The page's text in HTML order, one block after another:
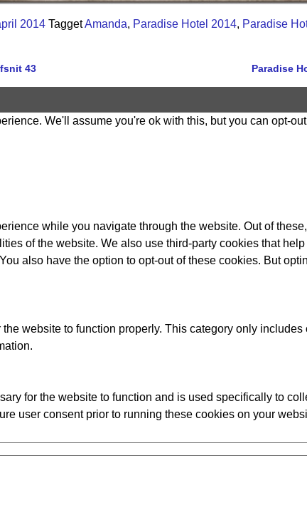
2014 TaggetAmanda, Paradise Hotel 2014, Paradise
43 Paradise
We'll assume you're ok with this, but you can opt-
while you navigate through the website. Out of
of the website. We also use third-party cookies that
also have the option to opt-out of these cookies. But
website to function properly. This category only
for the website to function and is used specifically to
user consent prior to running these cookies on your